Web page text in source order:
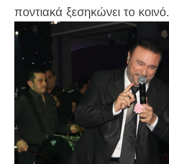
ποντιακά ξεσηκώνει το κοινό.